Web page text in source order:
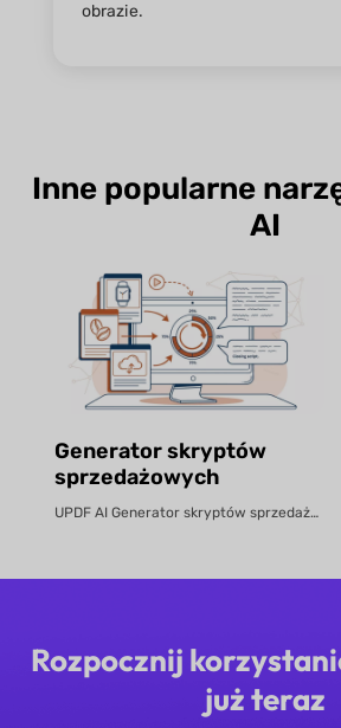
obrazie.
Inne popularne
AI
Generator skryptów
sprzedażowych
UPDF AI Generator skryptów sprzedażowych UPDF AI zamienia pliki PDF prod...
Rozpocznij
już teraz